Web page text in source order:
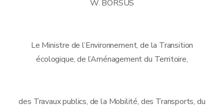
W. BORSUS
Le Ministre de l’Environnement, de la Transition
écologique, de l’Aménagement du Territoire,
des Travaux publics, de la Mobilité, des Transports, du